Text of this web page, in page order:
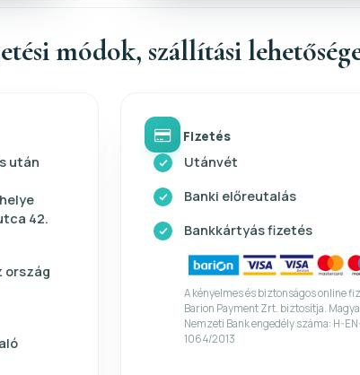
módok, szállítási
után
42.
ország
Fizetés
Utánvét
Banki előreutalás
Bankkártyás fizetés
A kényelmes és biztonságos online
Barion Payment Zrt. biztosítja.
Nemzeti Bank engedély száma: H-
1064/2013